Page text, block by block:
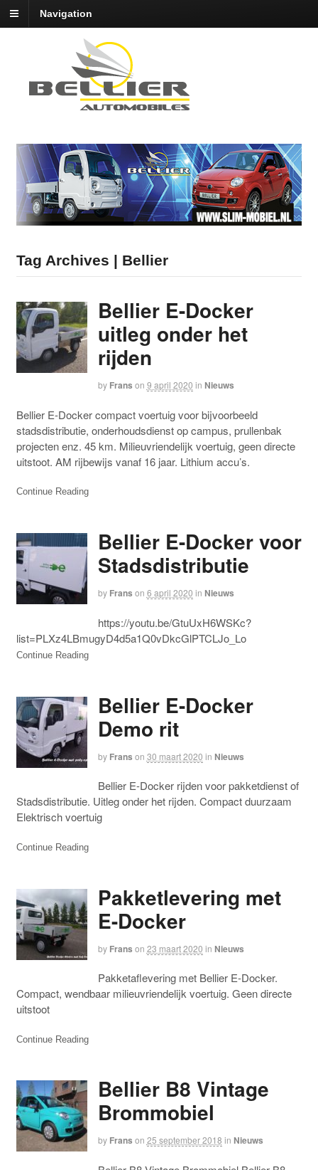
Navigation
Tag Archives | Bellier
Bellier E-Docker
uitleg onder het
rijden
by Frans on 9 april 2020 in Nieuws
Bellier E-Docker compact voertuig voor bijvoorbeeld
stadsdistributie, onderhoudsdienst op campus, prullenbak
projecten enz. 45 km. Milieuvriendelijk voertuig, geen directe
uitstoot. AM rijbewijs vanaf 16 jaar. Lithium accu’s.
Continue Reading
Bellier E-Docker voor
Stadsdistributie
by Frans on 6 april 2020 in Nieuws
https://youtu.be/GtuUxH6WSKc?
list=PLXz4LBmugyD4d5a1Q0vDkcGlPTCLJo_Lo
Continue Reading
Bellier E-Docker
Demo rit
by Frans on 30 maart 2020 in Nieuws
Bellier E-Docker rijden voor pakketdienst of
Stadsdistributie. Uitleg onder het rijden. Compact duurzaam
Elektrisch voertuig
Continue Reading
Pakketlevering met
E-Docker
by Frans on 23 maart 2020 in Nieuws
Pakketaflevering met Bellier E-Docker.
Compact, wendbaar milieuvriendelijk voertuig. Geen directe
uitstoot
Continue Reading
Bellier B8 Vintage
Brommobiel
by Frans on 25 september 2018 in Nieuws